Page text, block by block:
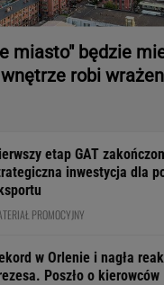
miasto" będzie
robi
etap GAT
inwestycja dla
PROMOCYJNY
w Orlenie i nagła
Poszło o kierowców